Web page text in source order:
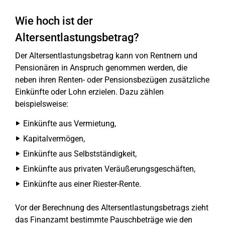
Wie hoch ist der
Altersentlastungsbetrag?
Der Altersentlastungsbetrag kann von Rentnern und
Pensionären in Anspruch genommen werden, die
neben ihren Renten- oder Pensionsbezügen zusätzliche
Einkünfte oder Lohn erzielen. Dazu zählen
beispielsweise:
Einkünfte aus Vermietung,
Kapitalvermögen,
Einkünfte aus Selbstständigkeit,
Einkünfte aus privaten Veräußerungsgeschäften,
Einkünfte aus einer Riester-Rente.
Vor der Berechnung des Altersentlastungsbetrags zieht
das Finanzamt bestimmte Pauschbeträge wie den